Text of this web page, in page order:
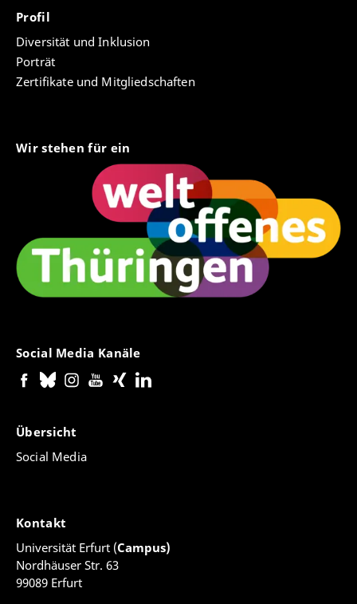
Profil
Diversität und Inklusion
Porträt
Zertifikate und Mitgliedschaften
Wir stehen für ein
Social Media Kanäle
Übersicht
Social Media
Kontakt
Universität Erfurt (Campus)
Nordhäuser Str. 63
99089 Erfurt